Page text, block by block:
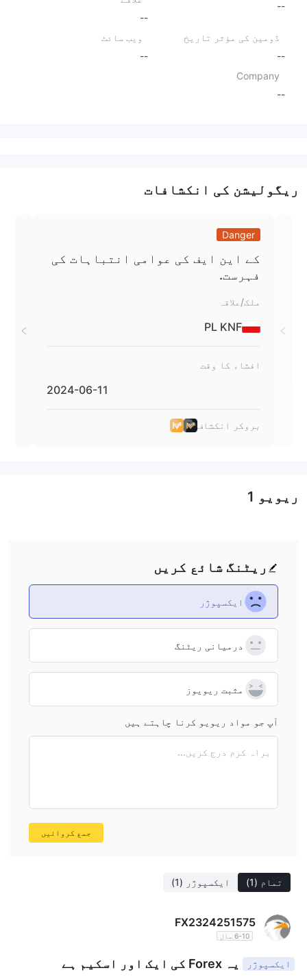
--
--
ڈومین کی مؤثر تاریخ
--
ویب سائٹ
--
Company
--
ریگولیشن کی انکشافات
Danger
کے این ایف کی عوامی انتباہات کی
فہرست.
ملک/علاقہ
PL KNF
افشاء کا وقت
2024-06-11
بروکر انکشاف
تمام (1) ایکسپوژر (1)
FX2324251575
6-10 سال
ایکسپوژر یہ Forex کی ایک اور اسکیم ہے
ریٹنگ شائع کریں
ایکسپوژر
درمیانی ریٹنگ
مثبت ریویوز
آپ جو مواد ریویو کرنا چاہتے ہیں
براہ کرم درج کریں...
جمع کروائیں
ریویو